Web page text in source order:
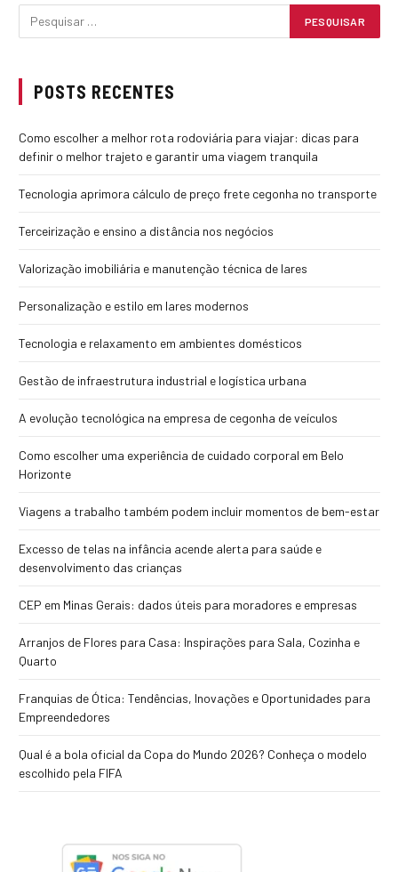
POSTS RECENTES
Como escolher a melhor rota rodoviária para viajar: dicas para
definir o melhor trajeto e garantir uma viagem tranquila
Tecnologia aprimora cálculo de preço frete cegonha no transporte
Terceirização e ensino a distância nos negócios
Valorização imobiliária e manutenção técnica de lares
Personalização e estilo em lares modernos
Tecnologia e relaxamento em ambientes domésticos
Gestão de infraestrutura industrial e logística urbana
A evolução tecnológica na empresa de cegonha de veículos
Como escolher uma experiência de cuidado corporal em Belo
Horizonte
Viagens a trabalho também podem incluir momentos de bem-estar
Excesso de telas na infância acende alerta para saúde e
desenvolvimento das crianças
CEP em Minas Gerais: dados úteis para moradores e empresas
Arranjos de Flores para Casa: Inspirações para Sala, Cozinha e
Quarto
Franquias de Ótica: Tendências, Inovações e Oportunidades para
Empreendedores
Qual é a bola oficial da Copa do Mundo 2026? Conheça o modelo
escolhido pela FIFA